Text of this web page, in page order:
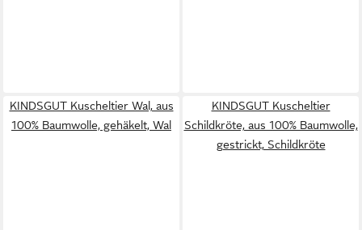
KINDSGUT Kuscheltier Wal, aus
100% Baumwolle, gehäkelt, Wal
KINDSGUT Kuscheltier
Schildkröte, aus 100% Baumwolle,
gestrickt, Schildkröte